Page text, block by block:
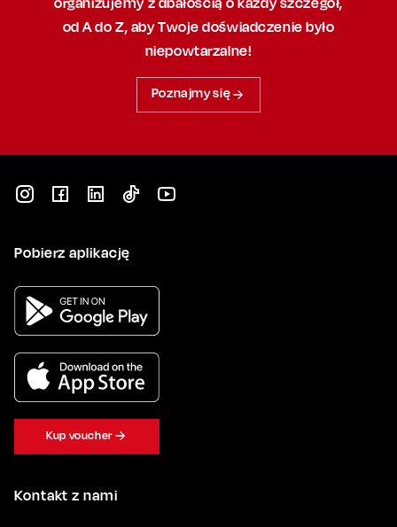
od A do Z, abyTwoje doświadczenie było
niepowtarzalne!
Poznajmy się
Kontakt z nami
Pobierz aplikację
Kup voucher